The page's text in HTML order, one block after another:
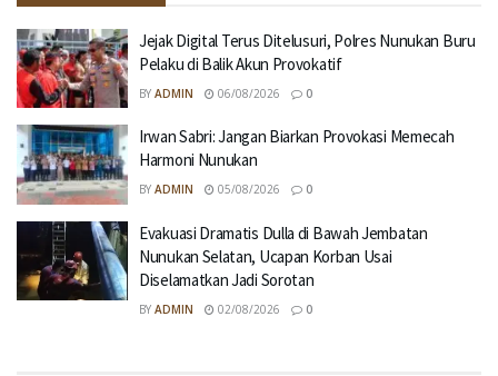
Jejak Digital Terus Ditelusuri, Polres Nunukan Buru
Pelaku di Balik Akun Provokatif
BY ADMIN 06/08/2026 0
Irwan Sabri: Jangan Biarkan Provokasi Memecah
Harmoni Nunukan
BY ADMIN 05/08/2026 0
Evakuasi Dramatis Dulla di Bawah Jembatan
Nunukan Selatan, Ucapan Korban Usai
Diselamatkan Jadi Sorotan
BY ADMIN 02/08/2026 0